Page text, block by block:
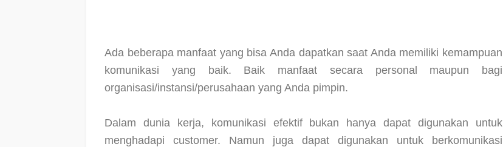
Ada beberapa manfaat yang bisa Anda dapatkan saat Anda memiliki kemampuan
komunikasi yang baik. Baik manfaat secara personal maupun bagi
organisasi/instansi/perusahaan yang Anda pimpin.
Dalam dunia kerja, komunikasi efektif bukan hanya dapat digunakan untuk
menghadapi customer. Namun juga dapat digunakan untuk berkomunikasi